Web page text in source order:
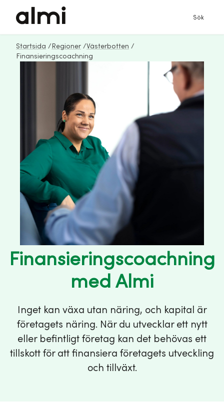
Sök
Startsida / Regioner /Västerbotten /
Finansieringscoachning
Finansieringscoachning
med Almi
Inget kan växa utan näring, och kapital är
företagets näring. När du utvecklar ett nytt
eller befintligt företag kan det behövas ett
tillskott för att finansiera företagets utveckling
och tillväxt.